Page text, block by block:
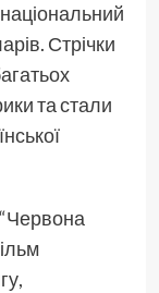
Стрічки
та стали